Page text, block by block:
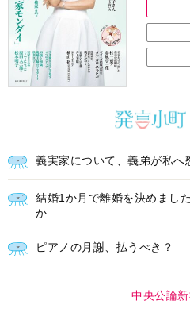
義実家について、義弟が私へ
結婚1か月で離婚を決めまし
か
ピアノの月謝、払うべき？
中央公論